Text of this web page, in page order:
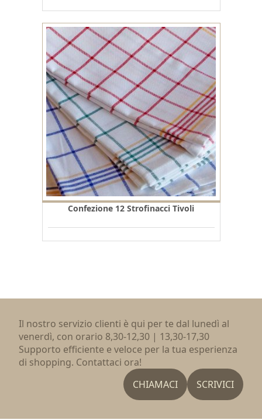
Confezione 12 Strofinacci Tivoli
Il nostro servizio clienti è qui per te dal lunedì al
venerdì, con orario 8,30-12,30 | 13,30-17,30
Supporto efficiente e veloce per la tua esperienza
di shopping. Contattaci ora!
CHIAMACI
SCRIVICI